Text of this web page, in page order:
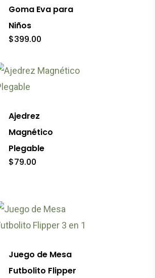
página
de
producto
Las
opciones
pueden
elegir
página
de
producto
Goma Eva para
Niños
$399.00
Ajedrez
Magnético
Plegable
$79.00
Juego de Mesa
Futbolito Flipper